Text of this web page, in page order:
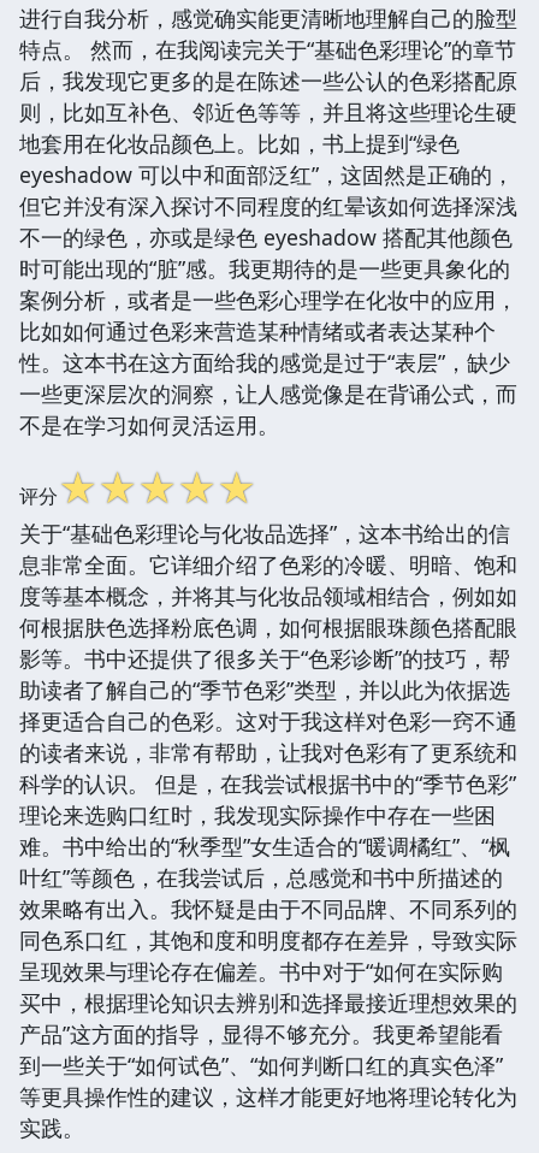
进行自我分析，感觉确实能更清晰地理解自己的脸型
特点。 然而，在我阅读完关于“基础色彩理论”的章节
后，我发现它更多的是在陈述一些公认的色彩搭配原
则，比如互补色、邻近色等等，并且将这些理论生硬
地套用在化妆品颜色上。比如，书上提到“绿色
eyeshadow 可以中和面部泛红”，这固然是正确的，
但它并没有深入探讨不同程度的红晕该如何选择深浅
不一的绿色，亦或是绿色 eyeshadow 搭配其他颜色
时可能出现的“脏”感。我更期待的是一些更具象化的
案例分析，或者是一些色彩心理学在化妆中的应用，
比如如何通过色彩来营造某种情绪或者表达某种个
性。这本书在这方面给我的感觉是过于“表层”，缺少
一些更深层次的洞察，让人感觉像是在背诵公式，而
不是在学习如何灵活运用。
评分☆☆☆☆☆
关于“基础色彩理论与化妆品选择”，这本书给出的信
息非常全面。它详细介绍了色彩的冷暖、明暗、饱和
度等基本概念，并将其与化妆品领域相结合，例如如
何根据肤色选择粉底色调，如何根据眼珠颜色搭配眼
影等。书中还提供了很多关于“色彩诊断”的技巧，帮
助读者了解自己的“季节色彩”类型，并以此为依据选
择更适合自己的色彩。这对于我这样对色彩一窍不通
的读者来说，非常有帮助，让我对色彩有了更系统和
科学的认识。 但是，在我尝试根据书中的“季节色彩”
理论来选购口红时，我发现实际操作中存在一些困
难。书中给出的“秋季型”女生适合的“暖调橘红”、“枫
叶红”等颜色，在我尝试后，总感觉和书中所描述的
效果略有出入。我怀疑是由于不同品牌、不同系列的
同色系口红，其饱和度和明度都存在差异，导致实际
呈现效果与理论存在偏差。书中对于“如何在实际购
买中，根据理论知识去辨别和选择最接近理想效果的
产品”这方面的指导，显得不够充分。我更希望能看
到一些关于“如何试色”、“如何判断口红的真实色泽”
等更具操作性的建议，这样才能更好地将理论转化为
实践。